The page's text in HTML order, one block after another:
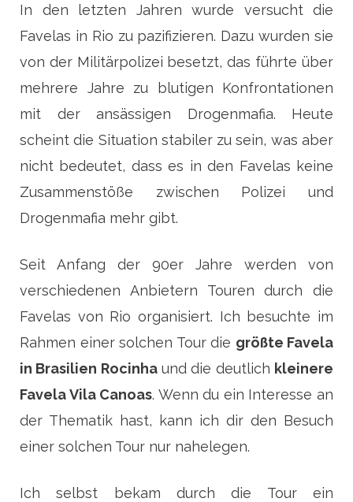
In den letzten Jahren wurde versucht die
Favelas in Rio zu pazifizieren. Dazu wurden sie
von der Militärpolizei besetzt, das führte über
mehrere Jahre zu blutigen Konfrontationen
mit der ansässigen Drogenmafia. Heute
scheint die Situation stabiler zu sein, was aber
nicht bedeutet, dass es in den Favelas keine
Zusammenstöße zwischen Polizei und
Drogenmafia mehr gibt.
Seit Anfang der 90er Jahre werden von
verschiedenen Anbietern Touren durch die
Favelas von Rio organisiert. Ich besuchte im
Rahmen einer solchen Tour die größte Favela
in Brasilien Rocinhaund die deutlich kleinere
Favela Vila Canoas. Wenn du ein Interesse an
der Thematik hast, kann ich dir den Besuch
einer solchen Tour nur nahelegen.
Ich selbst bekam durch die Tour ein